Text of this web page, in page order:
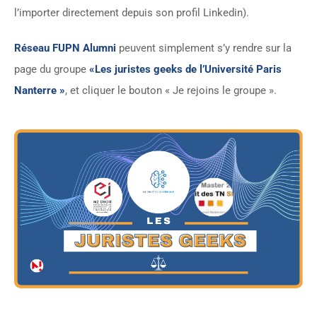
l’importer directement depuis son profil Linkedin).
Réseau FUPN Alumni peuvent simplement s’y rendre sur la
page du groupe «Les juristes geeks de l’Université Paris
Nanterre », et cliquer le bouton « Je rejoins le groupe ».